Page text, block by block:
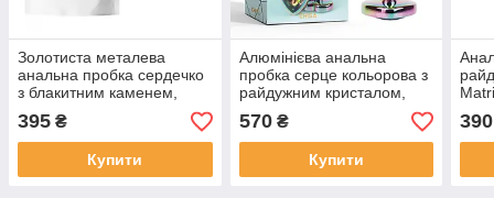
Золотиста металева
анальна пробка сердечко
з блакитним каменем,
395 ₴
Купити
Алюмінієва анальна
пробка серце кольорова з
райдужним кристалом,
сваровськи, Середня
570₴
Купити
390